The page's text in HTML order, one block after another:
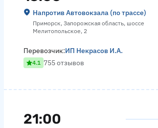
Напротив Автовокзала (по трассе)
Приморск, Запорожская область, шоссе
Мелитопольское, 2
Перевозчик:ИП Некрасов И.А.
4.1 755 отзывов
21:00